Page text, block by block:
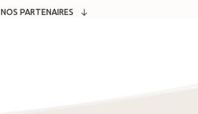
NOS PARTENAIRES